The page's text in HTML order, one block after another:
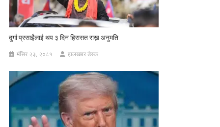
दुर्गा प्रसाईंलाई थप ३ दिन हिरासत राख्न अनुमति
मंसिर २३, २०८१ हालखबर डेस्क